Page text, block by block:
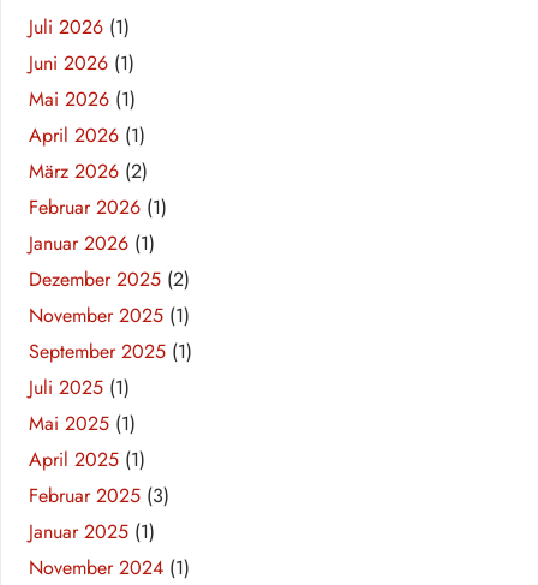
Juli 2026 (1)
Juni 2026 (1)
Mai 2026 (1)
April 2026 (1)
März 2026 (2)
Februar 2026 (1)
Januar 2026 (1)
Dezember 2025 (2)
November 2025 (1)
September 2025 (1)
Juli 2025 (1)
Mai 2025 (1)
April 2025 (1)
Februar 2025 (3)
Januar 2025 (1)
November 2024 (1)